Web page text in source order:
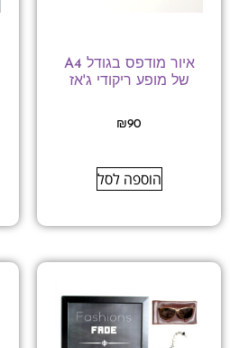
איור מודפס בגודל A4
של מופע ריקודי ג'אז
₪90
הוספה לסל